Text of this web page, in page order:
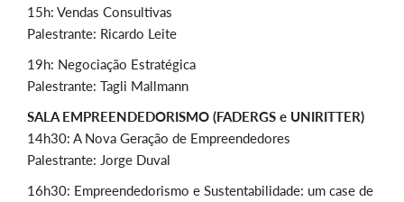
15h: Vendas Consultivas
Palestrante: Ricardo Leite
19h: Negociação Estratégica
Palestrante: Tagli Mallmann
SALA EMPREENDEDORISMO (FADERGS e UNIRITTER)
14h30: A Nova Geração de Empreendedores
Palestrante: Jorge Duval
16h30: Empreendedorismo e Sustentabilidade: um case de